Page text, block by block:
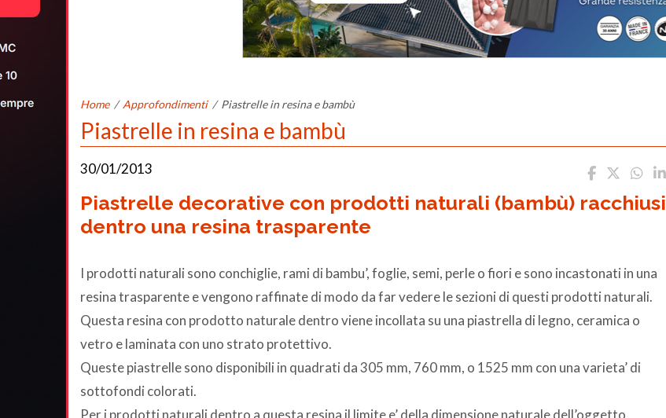
Home / Approfondimenti / Piastrelle in resina e bambù
Piastrelle in resina e bambù
30/01/2013
Piastrelle decorative con prodotti naturali (bambù) racchiusi
dentro una resina trasparente
I prodotti naturali sono conchiglie, rami di bambu’, foglie, semi, perle o fiori e sono incastonati in una
resina trasparente e vengono raffinate di modo da far vedere le sezioni di questi prodotti naturali.
Questa resina con prodotto naturale dentro viene incollata su una piastrella di legno, ceramica o
vetro e laminata con uno strato protettivo.
Queste piastrelle sono disponibili in quadrati da 305 mm, 760 mm, o 1525 mm con una varieta’ di
sottofondi colorati.
Per i prodotti naturali dentro a questa resina il limite e’ della dimensione naturale dell’oggetto